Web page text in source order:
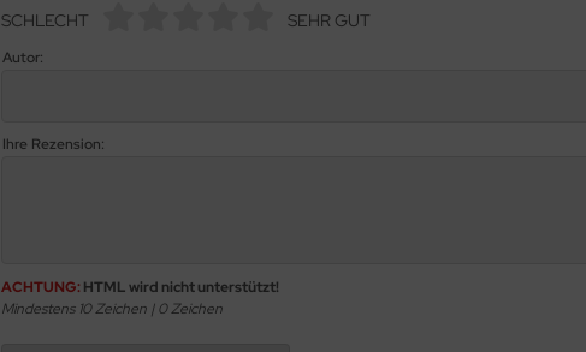
SCHLECHT SEHR GUT
Autor:
Ihre Rezension:
ACHTUNG: HTML wird nicht unterstützt!
Mindestens 10 Zeichen |0Zeichen